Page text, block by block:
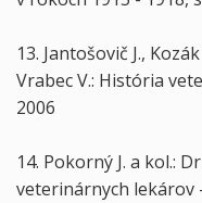
13. Jantošovič J.,
Vrabec V.: História
2006
14. Pokorný J. a kol.:
veterinárnych lekárov